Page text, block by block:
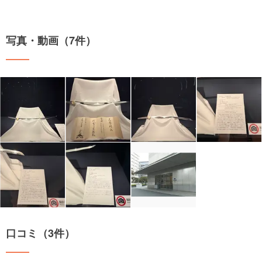
写真・動画（7件）
口コミ（3件）